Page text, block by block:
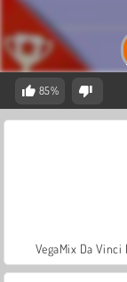
85%
VegaMix Da Vinci